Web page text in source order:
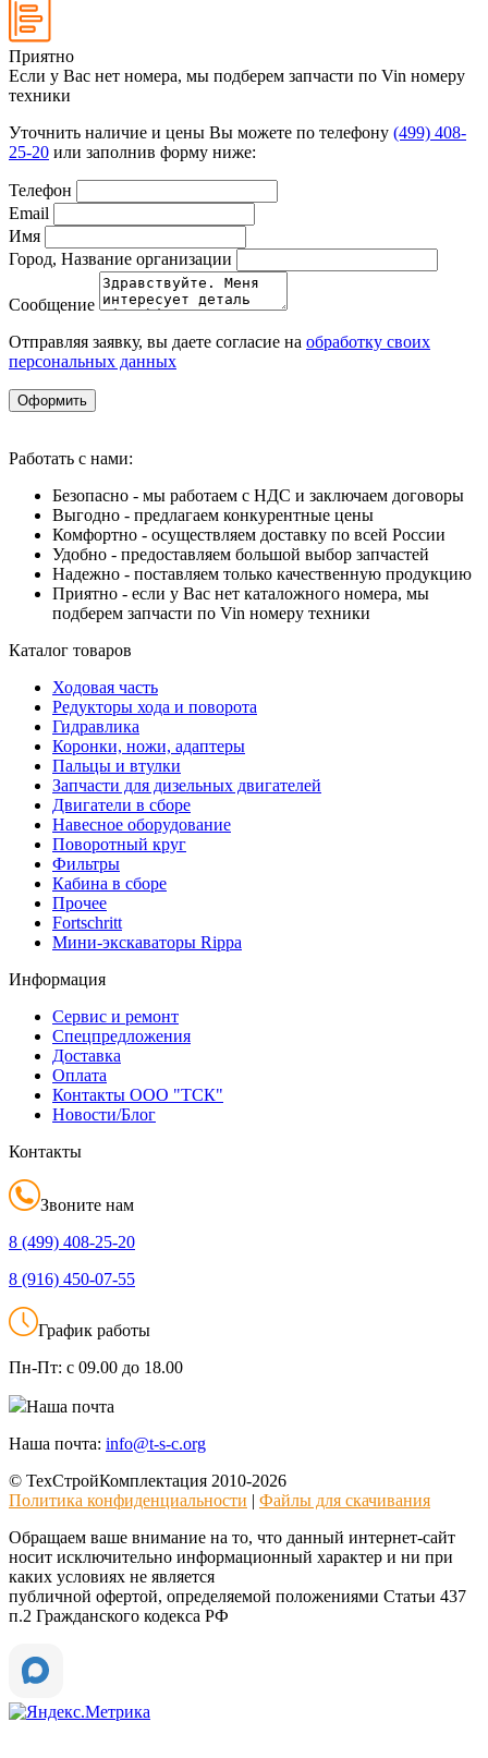
Приятно
Если у Вас нет номера, мы подберем запчасти по Vin номеру
техники
Уточнить наличие и цены Вы можете по телефону (499) 408-
25-20 или заполнив форму ниже:
Телефон
Email
Имя
Город, Название организации
Сообщение
Отправляя заявку, вы даете согласие на обработку своих
персональных данных
Оформить
Работать с нами:
Безопасно - мы работаем с НДС и заключаем договоры
Выгодно - предлагаем конкурентные цены
Комфортно - осуществляем доставку по всей России
Удобно - предоставляем большой выбор запчастей
Надежно - поставляем только качественную продукцию
Приятно - если у Вас нет каталожного номера, мы
подберем запчасти по Vin номеру техники
Каталог товаров
Ходовая часть
Редукторы хода и поворота
Гидравлика
Коронки, ножи, адаптеры
Пальцы и втулки
Запчасти для дизельных двигателей
Двигатели в сборе
Навесное оборудование
Поворотный круг
Фильтры
Кабина в сборе
Прочее
Fortschritt
Мини-экскаваторы Rippa
Информация
Сервис и ремонт
Спецпредложения
Доставка
Оплата
Контакты ООО "ТСК"
Новости/Блог
Контакты
Звоните нам
8 (499) 408-25-20
8 (916) 450-07-55
График работы
Пн-Пт: с 09.00 до 18.00
Наша почта
Наша почта: info@t-s-c.org
© ТехСтройКомплектация 2010-2026
Политика конфиденциальности
Файлы для скачивания
Обращаем ваше внимание на то, что данный интернет-сайт
носит исключительно информационный характер и ни при
каких условиях не является
публичной офертой, определяемой положениями Статьи 437
п.2 Гражданского кодекса РФ